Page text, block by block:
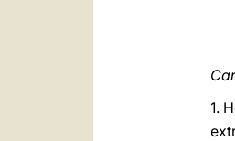
1.